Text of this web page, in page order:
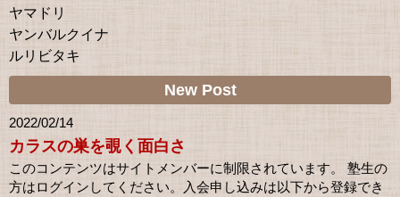
ヤマドリ
ヤンバルクイナ
ルリビタキ
New Post
2022/02/14
カラスの巣を覗く面白さ
このコンテンツはサイトメンバーに制限されています。 塾生の
方はログインしてください。入会申し込みは以下から登録でき